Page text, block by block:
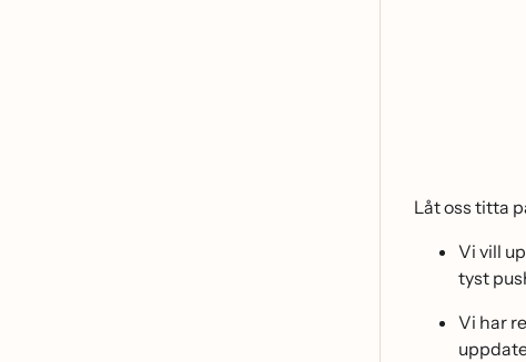
Låt oss titta
Vi vill
tyst
Vi har